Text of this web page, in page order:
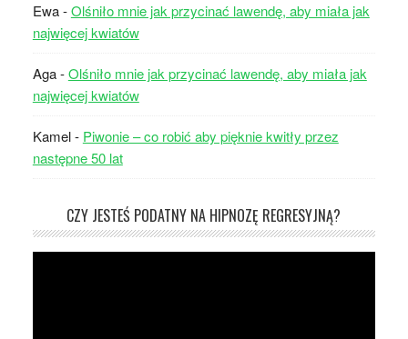
Ewa-Olśniło mnie jak przycinać lawendę, aby miała jak
najwięcej kwiatów
Aga-Olśniło mnie jak przycinać lawendę, aby miała jak
najwięcej kwiatów
Kamel- Piwonie – co robić aby pięknie kwitły przez
następne 50 lat
CZY JESTEŚ PODATNY NA HIPNOZĘ REGRESYJNĄ?